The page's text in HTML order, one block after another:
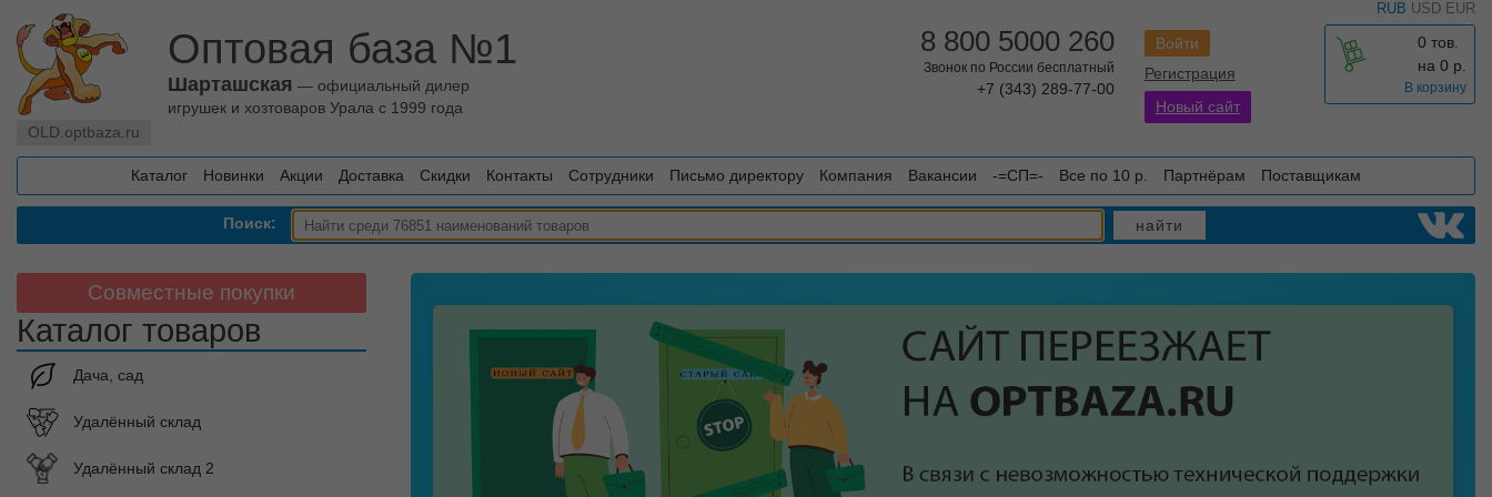
RUB USD EUR
OLD.optbaza.ru
Оптовая база №1
Шарташская — официальный дилер
игрушек и хозтоваров Урала с 1999 года
0 тов.
на 0 р.
В корзину
Войти
Регистрация
Новый сайт
8 800 5000 260
Звонок по России бесплатный
+7 (343) 289-77-00
Каталог Новинки Акции Доставка Скидки Контакты Сотрудники Письмо директору Компания Вакансии -=СП=- Все по 10 р. Партнёрам Поставщикам
Поиск: найти
Совместные покупки
Каталог товаров
Дача, сад
Удалённый склад
Удалённый склад 2